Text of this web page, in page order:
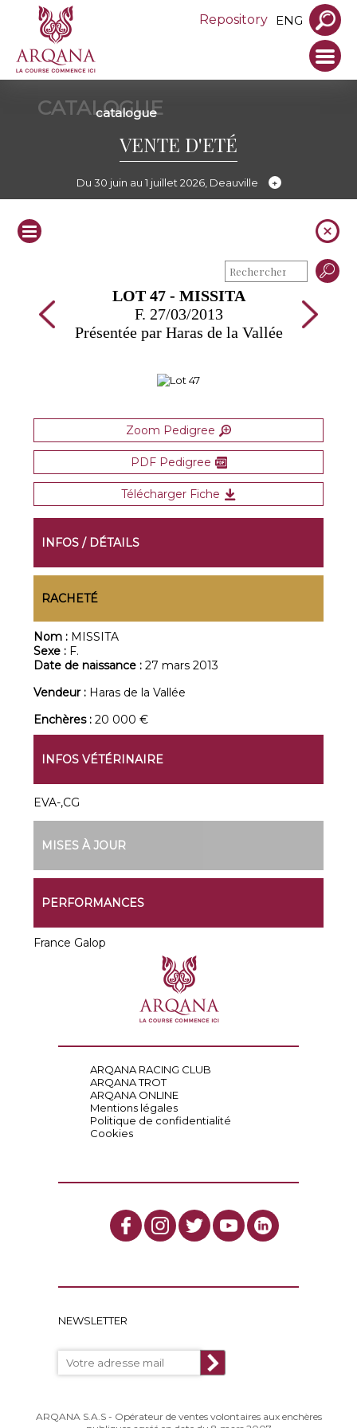
Repository ENG
CATALOGUE
catalogue
VENTE D'ETÉ
Du 30 juin au 1 juillet 2026, Deauville
LOT 47 - MISSITA
F. 27/03/2013
Présentée par Haras de la Vallée
Zoom Pedigree
PDF Pedigree
Télécharger Fiche
INFOS / DÉTAILS
RACHETÉ
Nom : MISSITA
Sexe : F.
Date de naissance :27 mars 2013
Vendeur : Haras de la Vallée
Enchères :20 000 €
INFOS VÉTÉRINAIRE
EVA-,CG
MISES À JOUR
PERFORMANCES
France Galop
ARQANA RACING CLUB
ARQANA TROT
ARQANA ONLINE
Mentions légales
Politique de confidentialité
Cookies
NEWSLETTER
ARQANA S.A.S - Opérateur de ventes volontaires aux enchères